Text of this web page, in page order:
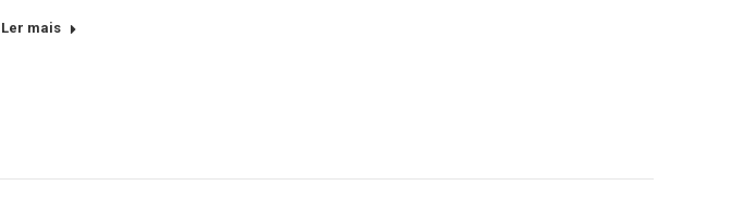
Ler mais